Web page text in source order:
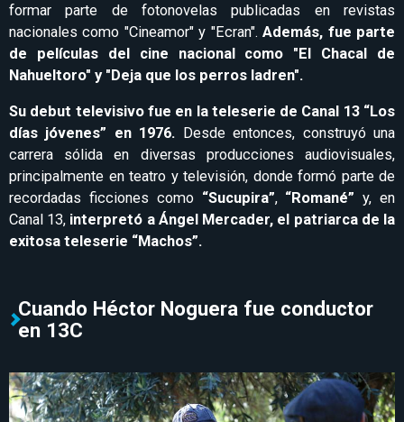
formar parte de fotonovelas publicadas en revistas
nacionales como "Cineamor" y "Ecran".Además, fue parte
de películas del cine nacional como "El Chacal de
Nahueltoro" y "Deja que los perros ladren".
Su debut televisivo fue en la teleserie de Canal 13 “Los
días jóvenes” en 1976.
Desde entonces, construyó una
carrera sólida en diversas producciones audiovisuales,
principalmente en teatro y televisión, donde formó parte de
recordadas ficciones como “Sucupira”, “Romané” y, en
Canal 13, interpretó a Ángel Mercader, el patriarca de la
exitosa teleserie “Machos”.
Cuando Héctor Noguera fue conductor
en 13C